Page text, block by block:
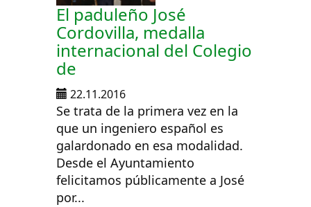
El paduleño José
Cordovilla, medalla
internacional del Colegio
de
22.11.2016
Se trata de la primera vez en la
que un ingeniero español es
galardonado en esa modalidad.
Desde el Ayuntamiento
felicitamos públicamente a José
por...